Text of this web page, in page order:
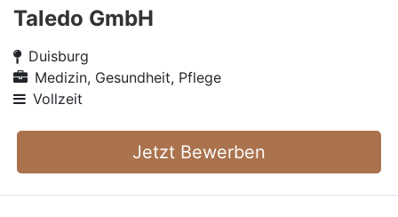
Taledo GmbH
Duisburg
Medizin, Gesundheit, Pflege
Vollzeit
Jetzt Bewerben